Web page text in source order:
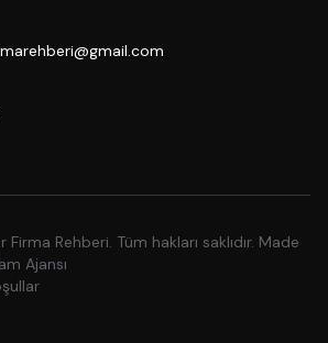
Rehberi. Tüm hakları saklıdır. Made
Ajansı